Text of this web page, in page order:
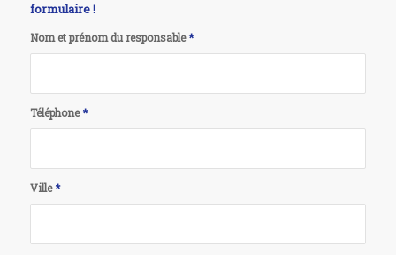
formulaire !
Nom et prénom du responsable*
Téléphone*
Ville*